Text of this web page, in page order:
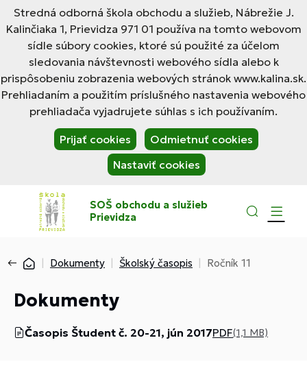
Stredná odborná škola obchodu a služieb, Nábrežie J.
Kalinčiaka 1, Prievidza 971 01 používa na tomto webovom
sídle súbory cookies, ktoré sú použité za účelom
sledovania návštevnosti webového sídla alebo k
prispôsobeniu zobrazenia webových stránok www.kalina.sk.
Prehliadaním a použitím príslušného nastavenia webového
prehliadača vyjadrujete súhlas s ich používaním.
Prijať cookies
Odmietnuť cookies
Nastaviť cookies
SOŠ obchodu a služieb
Prievidza
Dokumenty Školský časopis Ročník 11
Dokumenty
Časopis Študent č. 20-21, jún 2017PDF(1,1 MB)